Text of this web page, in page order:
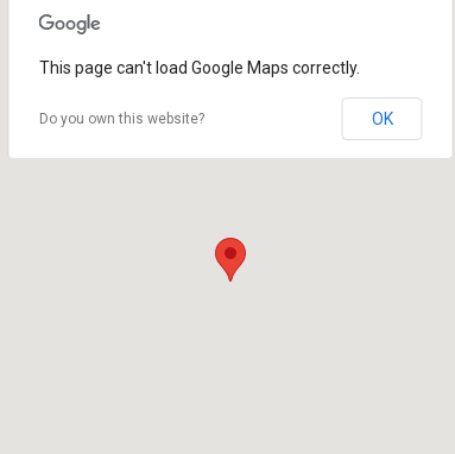
This page can't load Google Maps correctly.
Do you own this website? OK